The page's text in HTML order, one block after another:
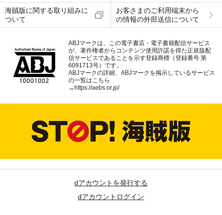
海賊版に関する取り組みに
ついて
お客さまのご利用端末から
の情報の外部送信について
ABJマークは、この電子書店・電子書籍配信サービス
が、著作権者からコンテンツ使用許諾を得た正規版配
信サービスであることを示す登録商標（登録番号 第
6091713号）です。
ABJマークの詳細、ABJマークを掲示しているサービス
の一覧はこちら
→ https://aebs.or.jp/
dアカウントを発行する
dアカウントログイン